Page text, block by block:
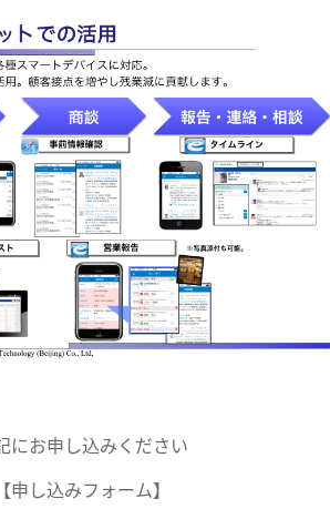
にお申し込みください
【申し込みフォーム】